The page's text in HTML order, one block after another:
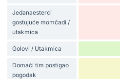
Jedanaesterci
gostujuće momčadi /
utakmica
Golovi / Utakmica
Domaći tim postigao
pogodak